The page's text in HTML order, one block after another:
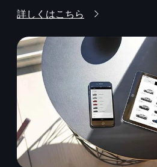
詳しくはこちら